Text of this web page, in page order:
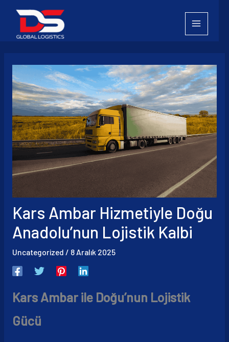
Kars Ambar Hizmetiyle Doğu
Anadolu’nun Lojistik Kalbi
Uncategorized / 8 Aralık 2025
Kars Ambar ile Doğu’nun Lojistik
Gücü